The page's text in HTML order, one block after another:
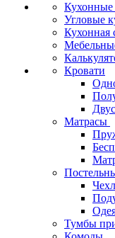
Кухонные
Угловые
Кухонная
Кровати
Матрасы
Тумбы